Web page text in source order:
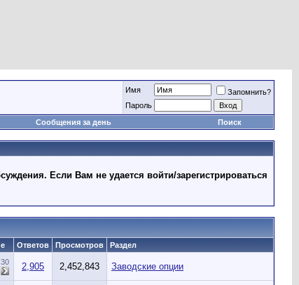
Имя
Запомнить?
Пароль
Сообщения за день Поиск
Если Вам не удается войти/зарегистрироваться
Ответов Просмотров Раздел
2,905 2,452,843 Заводские опции